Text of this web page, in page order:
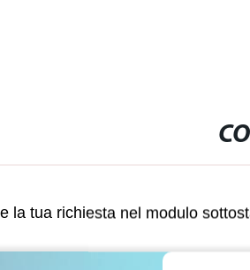
la tua richiesta nel modulo